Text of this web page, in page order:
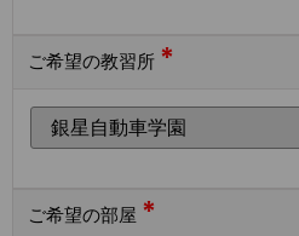
ご希望の教習所 *
ご希望の部屋 *